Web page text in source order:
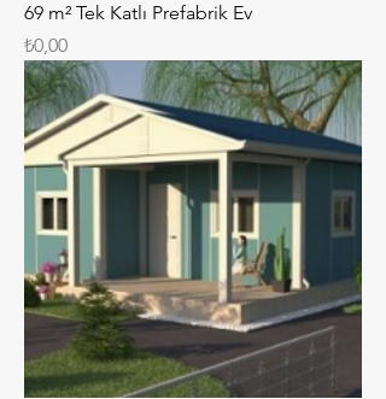
69 m² Tek Katlı Prefabrik Ev
Fiyat
₺0,00